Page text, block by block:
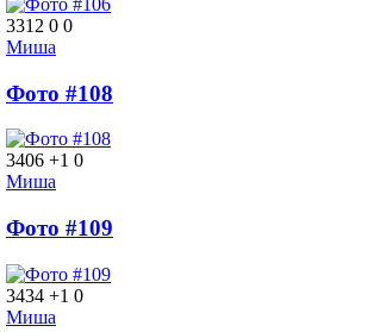
3312 0 0
Миша
Фото #108
3406 +1 0
Миша
Фото #109
3434 +1 0
Миша